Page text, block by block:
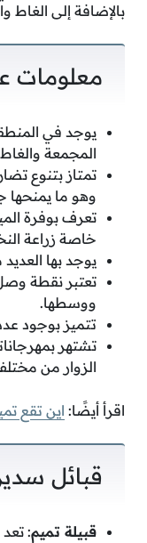
بالإضافة إلى الغاط
معلومات
يوجد في
المجمعة
تمتاز بتنوع
وهو ما
تعرف بوفرة
خاصة زراعة
يوجد بها
تعتبر نقطة
ووسطها.
تتميز بوجود
تشتهر
الزوار من
اقرأ أيضًا: اين تقع
قبائل
قبيلة تميم: